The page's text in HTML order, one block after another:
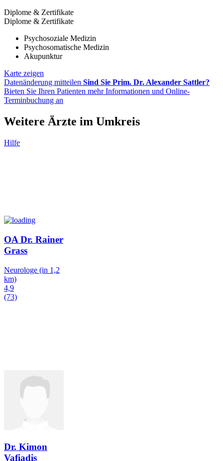
Diplome & Zertifikate
Diplome & Zertifikate
Psychosoziale Medizin
Psychosomatische Medizin
Akupunktur
Karte zeigen
Datenänderung mitteilen Sind Sie Prim. Dr. Alexander Sattler?
Bieten Sie Ihren Patienten mehr Informationen und Online-
Terminbuchung an
Weitere Ärzte im Umkreis
Hilfe
OA Dr. Rainer
Grass
Neurologe (in 1,2
km)
4,9
(73)
Dr. Kimon
Vafiadis